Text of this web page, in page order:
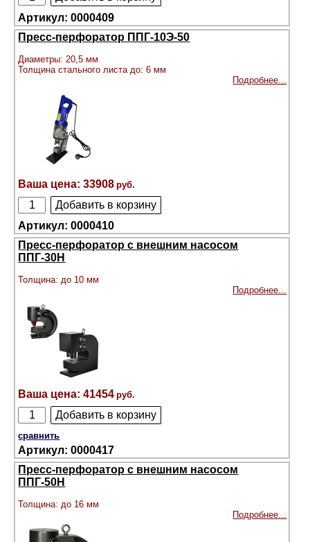
0000409
Пресс-перфоратор ППГ-10Э-50
Диаметры: 20,5 мм
Толщина стального листа до: 6 мм
Подробнее...
33908
0000410
Пресс-перфоратор с внешним насосом
ППГ-30Н
Толщина: до 10 мм
Подробнее...
41454
сравнить
0000417
Пресс-перфоратор с внешним насосом
ППГ-50Н
Толщина: до 16 мм
Подробнее...